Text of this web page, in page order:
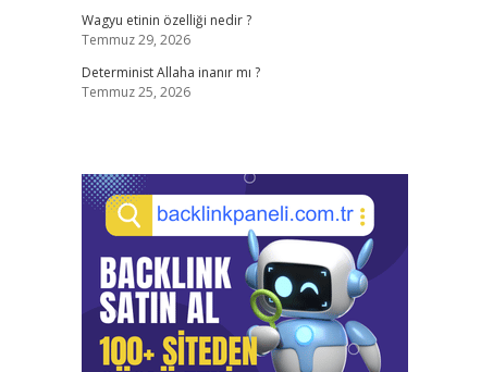
Wagyu etinin özelliği nedir ?
Temmuz 29, 2026
Determinist Allaha inanır mı ?
Temmuz 25, 2026